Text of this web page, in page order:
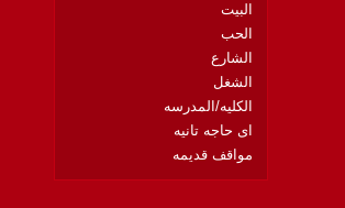
البيت
الحب
الشارع
الشغل
الكليه/المدرسه
اى حاجه تانيه
مواقف قديمه